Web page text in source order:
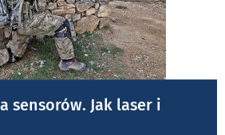
sensorów. Jak laser i